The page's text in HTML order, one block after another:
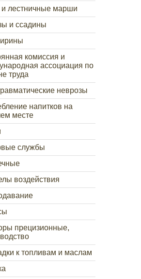
лестничные марши
и ссадины
комиссия и
ассоциация по
труда
неврозы
напитков на
месте
службы
воздействия
прецизионные,
к топливам и маслам